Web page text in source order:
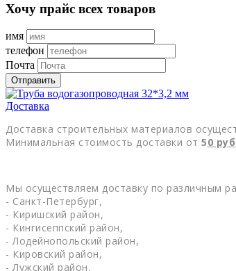
Хочу прайс всех товаров
имя
телефон
Почта
Отправить
Доставка
Доставка строительных материалов
Минимальная стоимость доставки от 50
Мы осуществляем доставку по различным
- Санкт-Петербург,
- Киришский район,
- Кингисеппский район,
- Лодейнопольский район,
- Кировский район,
- Лужский район,